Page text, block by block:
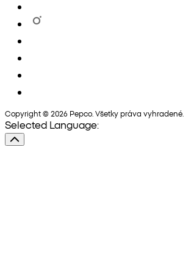
Copyright © 2026 Pepco. Všetky práva vyhradené.
Selected Language: